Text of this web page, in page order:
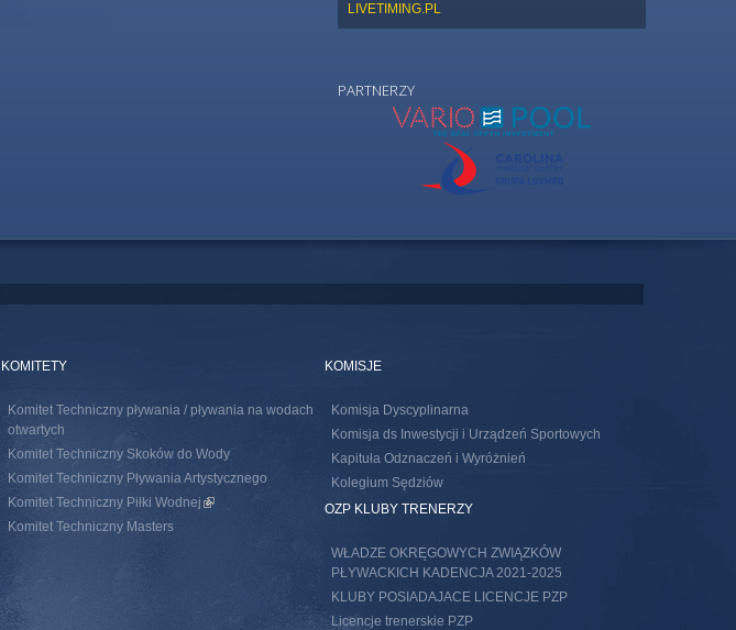
LIVETIMING.PL
PARTNERZY
KOMITETY
Komitet Techniczny pływania / pływania na wodach
otwartych
Komitet Techniczny Skoków do Wody
Komitet Techniczny Pływania Artystycznego
Komitet Techniczny Piłki Wodnej (link is external)
Komitet Techniczny Masters
KOMISJE
Komisja Dyscyplinarna
Komisja ds Inwestycji i Urządzeń Sportowych
Kapituła Odznaczeń i Wyróżnień
Kolegium Sędziów
OZP KLUBY TRENERZY
WŁADZE OKRĘGOWYCH ZWIĄZKÓW
PŁYWACKICH KADENCJA 2021-2025
KLUBY POSIADAJACE LICENCJE PZP
Licencje trenerskie PZP